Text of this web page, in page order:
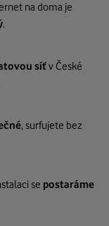
na doma je
.
síťv České
, surfujete bez
se postaráme